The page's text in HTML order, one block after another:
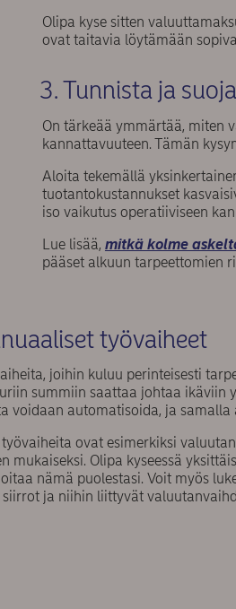
Olipa kyse sitten
ovat taitavia löytämään
3. Tunnista ja
On tärkeää ymmärtää, miten
kannattavuuteen. Tämän
Aloita tekemällä
tuotantokustannukset
iso vaikutus operatiiviseen
Lue lisää, mitkä kolme
pääset alkuun tarpeettomien
työvaiheet
joihin kuluu perinteisesti
summiin saattaa johtaa ikäviin
voidaan automatisoida, ja
ovat esimerkiksi
mukaiseksi. Olipa kyseessä
nämä puolestasi. Voit myös
ja niihin liittyvät